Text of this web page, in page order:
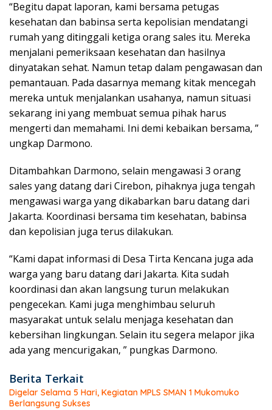
“Begitu dapat laporan, kami bersama petugas
kesehatan dan babinsa serta kepolisian mendatangi
rumah yang ditinggali ketiga orang sales itu. Mereka
menjalani pemeriksaan kesehatan dan hasilnya
dinyatakan sehat. Namun tetap dalam pengawasan dan
pemantauan. Pada dasarnya memang kitak mencegah
mereka untuk menjalankan usahanya, namun situasi
sekarang ini yang membuat semua pihak harus
mengerti dan memahami. Ini demi kebaikan bersama, ”
ungkap Darmono.
Ditambahkan Darmono, selain mengawasi 3 orang
sales yang datang dari Cirebon, pihaknya juga tengah
mengawasi warga yang dikabarkan baru datang dari
Jakarta. Koordinasi bersama tim kesehatan, babinsa
dan kepolisian juga terus dilakukan.
“Kami dapat informasi di Desa Tirta Kencana juga ada
warga yang baru datang dari Jakarta. Kita sudah
koordinasi dan akan langsung turun melakukan
pengecekan. Kami juga menghimbau seluruh
masyarakat untuk selalu menjaga kesehatan dan
kebersihan lingkungan. Selain itu segera melapor jika
ada yang mencurigakan, ” pungkas Darmono.
Berita Terkait
Digelar Selama 5 Hari, Kegiatan MPLS SMAN 1 Mukomuko
Berlangsung Sukses